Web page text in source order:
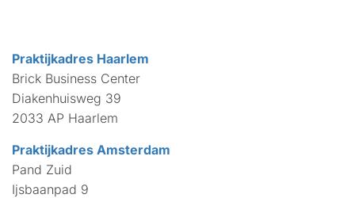
Praktijkadres Haarlem
Brick Business Center
Diakenhuisweg 39
2033 AP Haarlem
Praktijkadres Amsterdam
Pand Zuid
Ijsbaanpad 9